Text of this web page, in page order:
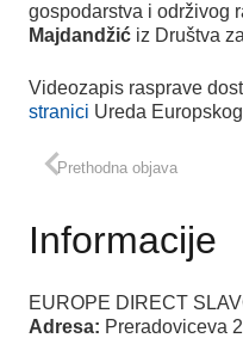
gospodarstva i održivog
Majdandžić iz Društva
Videozapis rasprave
stranici Ureda
Prethodna objava
Informacije
EUROPE DIRECT
Adresa: Preradoviceva